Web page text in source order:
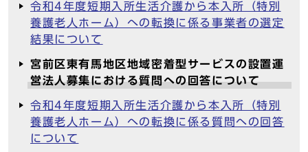
令和4年度短期入所生活介護から本入所（特別
養護老人ホーム）への転換に係る事業者の選定
結果について
宮前区東有馬地区地域密着型サービスの設置運
営法人募集における質問への回答について
令和4年度短期入所生活介護から本入所（特別
養護老人ホーム）への転換に係る質問への回答
について